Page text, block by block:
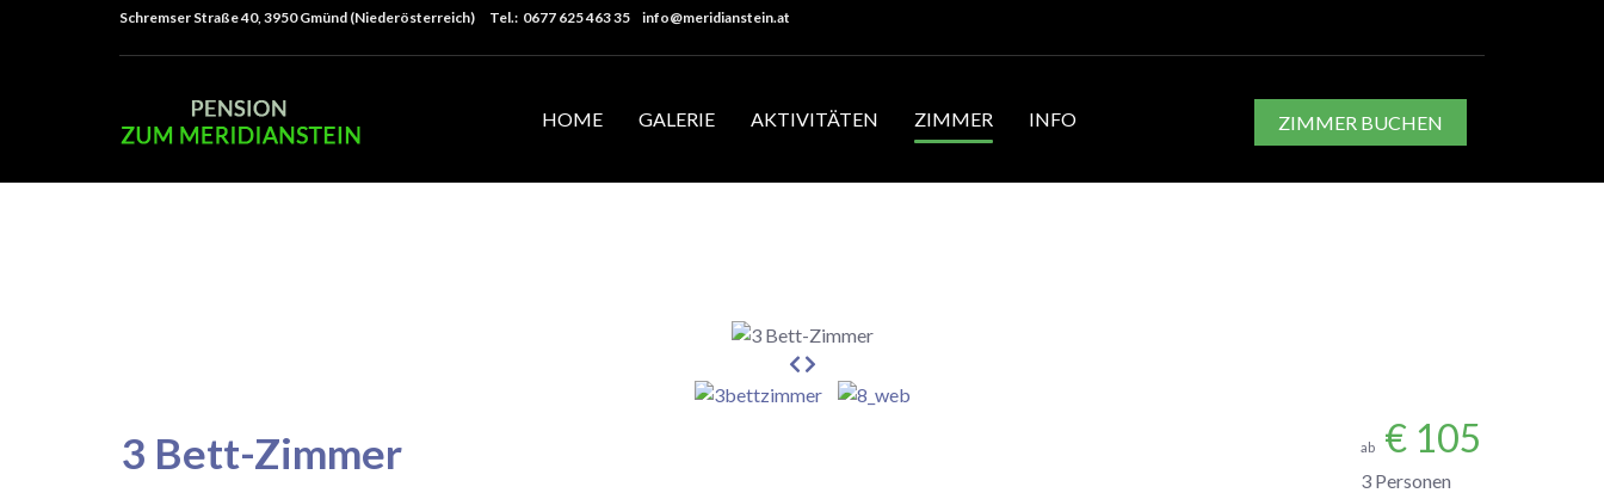
Schremser Straße 40, 3950 Gmünd (Niederösterreich) Tel.: 0677 625 463 35 info@meridianstein.at
HOME GALERIE AKTIVITÄTEN ZIMMER INFO ZIMMER BUCHEN
3 Bett-Zimmer ab € 105
3 Personen